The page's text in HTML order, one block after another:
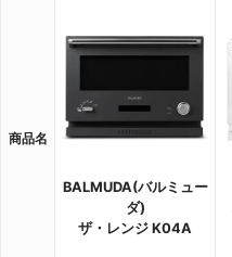
商品名
BALMUDA(バルミュー
ダ)
ザ・レンジ K04A